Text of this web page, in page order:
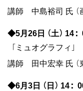
講師 中島裕司 氏（
◆5月26日（土）14
「ミュオグラフィ」
講師 田中宏幸 氏（
◆6月3日（日）14：